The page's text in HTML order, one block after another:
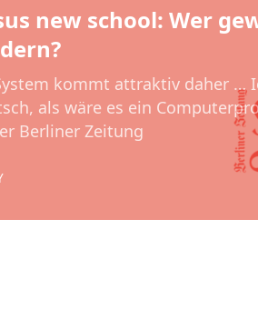
new school: Wer
kommt attraktiv daher …
als wäre es ein
Berliner Zeitung